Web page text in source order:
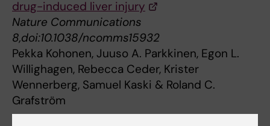
drug-induced liver injury
Nature Communications
8,doi:10.1038/ncomms15932
Pekka Kohonen, Juuso A. Parkkinen, Egon L.
Willighagen, Rebecca Ceder, Krister
Wennerberg, Samuel Kaski & Roland C.
Grafström